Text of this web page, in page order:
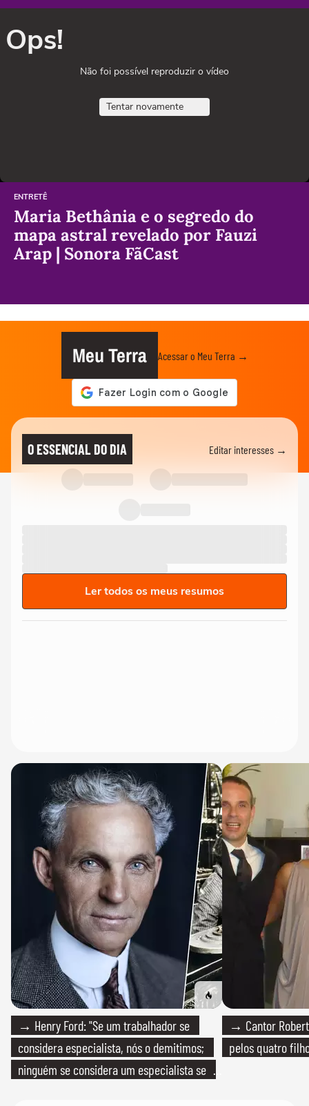
Ops!
Não foi possível reproduzir o vídeo
Tentar novamente
ENTRETÊ
Maria Bethânia e o segredo do
mapa astral revelado por Fauzi
Arap | Sonora FãCast
Meu Terra Acessar o Meu Terra →
O ESSENCIAL DO DIA Editar interesses →
Ler todos os meus resumos
→ Henry Ford: "Se um trabalhador se
considera especialista, nós o demitimos;
ninguém se considera um especialista se
→ Cantor
pelos quatro